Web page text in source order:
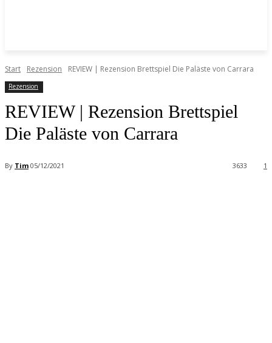
Start Rezension REVIEW | Rezension Brettspiel Die Paläste von Carrara
Rezension
REVIEW | Rezension Brettspiel
Die Paläste von Carrara
By Tim 05/12/2021 1
3633